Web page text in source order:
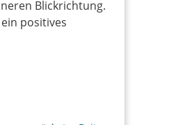
Blickrichtung.
positives